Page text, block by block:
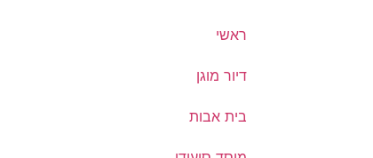
ראשי
דיור מוגן
בית אבות